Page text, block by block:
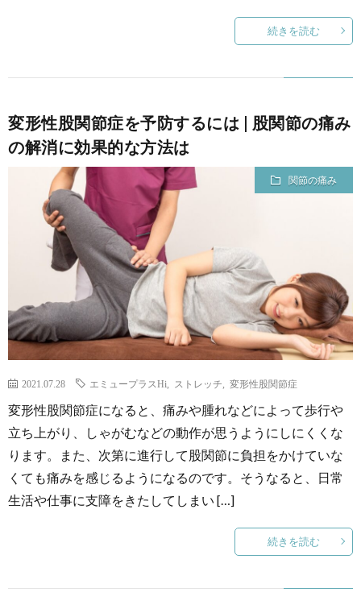
続きを読む
変形性股関節症を予防するには | 股関節の痛み
の解消に効果的な方法は
関節の痛み
2021.07.28 エミュープラスHi ストレッチ 変形性股関節症
変形性股関節症になると、痛みや腫れなどによって歩行や
立ち上がり、しゃがむなどの動作が思うようにしにくくな
ります。また、次第に進行して股関節に負担をかけていな
くても痛みを感じるようになるのです。そうなると、日常
生活や仕事に支障をきたしてしまい […]
続きを読む